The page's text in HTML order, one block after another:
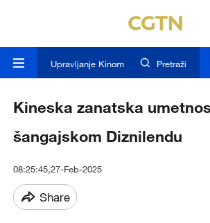
Upravljanje Kinom Pretraži
Kineska zanatska
šangajskom Diznilendu
08:25:45,27-Feb-2025
Share